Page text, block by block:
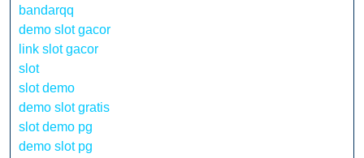
bandarqq
demo slot gacor
link slot gacor
slot
slot demo
demo slot gratis
slot demo pg
demo slot pg